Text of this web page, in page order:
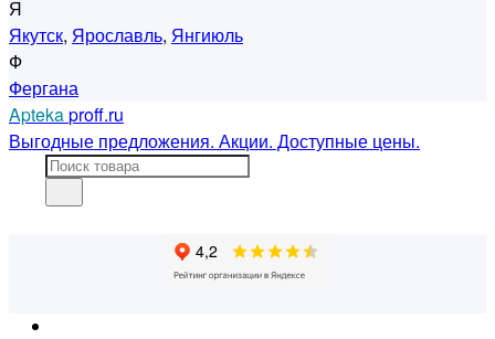
Я
Якутск, Ярославль, Янгиюль
Ф
Фергана
Aptekaproff.ru
Выгодные предложения. Акции. Доступные цены.